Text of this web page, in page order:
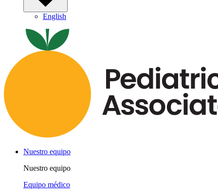
English
Nuestro equipo
Nuestro equipo
Equipo médico